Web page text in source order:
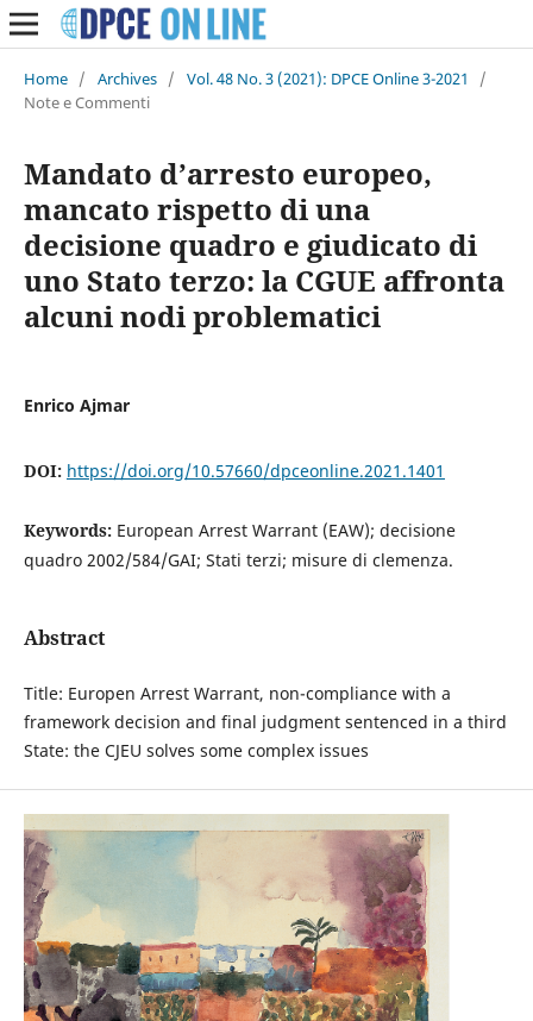
Home / Archives / Vol. 48 No. 3 (2021): DPCE Online 3-2021
/
Note e Commenti
Mandato d’arresto europeo,
mancato rispetto di una
decisione quadro e giudicato di
uno Stato terzo: la CGUE affronta
alcuni nodi problematici
Enrico Ajmar
DOI: https://doi.org/10.57660/dpceonline.2021.1401
Keywords: European Arrest Warrant (EAW); decisione
quadro 2002/584/GAI; Stati terzi; misure di clemenza.
Abstract
Title: Europen Arrest Warrant, non-compliance with a
framework decision and final judgment sentenced in a third
State: the CJEU solves some complex issues